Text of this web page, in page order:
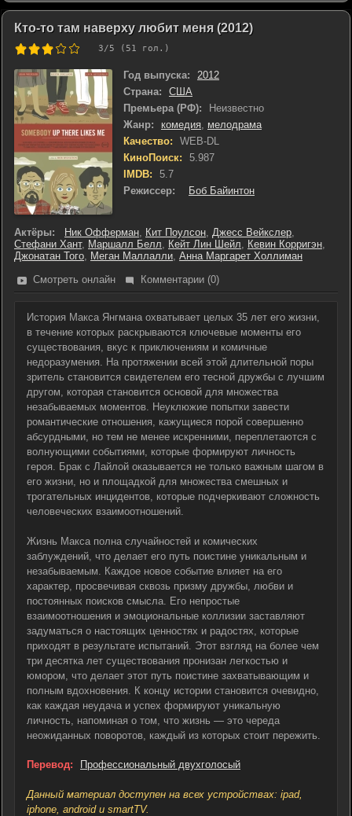
Кто-то там наверху любит меня (2012)
3/5 (51 гол.)
Год выпуска:
2012
Страна:
США
Премьера (РФ):
Неизвестно
Жанр:
комедия, мелодрама
Качество:
WEB-DL
КиноПоиск:
5.987
IMDB:
5.7
Режиссер:
Боб Байинтон
Актёры: Ник Офферман, Кит Поулсон, Джесс Вейкслер,
Стефани Хант, Маршалл Белл, Кейт Лин Шейл, Кевин Корригэн,
Джонатан Того, Меган Маллалли, Анна Маргарет Холлиман
Смотреть онлайн
Комментарии (0)
История Макса Янгмана охватывает целых 35 лет его жизни,
в течение которых раскрываются ключевые моменты его
существования, вкус к приключениям и комичные
недоразумения. На протяжении всей этой длительной поры
зритель становится свидетелем его тесной дружбы с лучшим
другом, которая становится основой для множества
незабываемых моментов. Неуклюжие попытки завести
романтические отношения, кажущиеся порой совершенно
абсурдными, но тем не менее искренними, переплетаются с
волнующими событиями, которые формируют личность
героя. Брак с Лайлой оказывается не только важным шагом в
его жизни, но и площадкой для множества смешных и
трогательных инцидентов, которые подчеркивают сложность
человеческих взаимоотношений.
Жизнь Макса полна случайностей и комических
заблуждений, что делает его путь поистине уникальным и
незабываемым. Каждое новое событие влияет на его
характер, просвечивая сквозь призму дружбы, любви и
постоянных поисков смысла. Его непростые
взаимоотношения и эмоциональные коллизии заставляют
задуматься о настоящих ценностях и радостях, которые
приходят в результате испытаний. Этот взгляд на более чем
три десятка лет существования пронизан легкостью и
юмором, что делает этот путь поистине захватывающим и
полным вдохновения. К концу истории становится очевидно,
как каждая неудача и успех формируют уникальную
личность, напоминая о том, что жизнь — это череда
неожиданных поворотов, каждый из которых стоит пережить.
Перевод: Профессиональный двухголосый
Данный материал доступен на всех устройствах: ipad,
iphone, android и smartTV.